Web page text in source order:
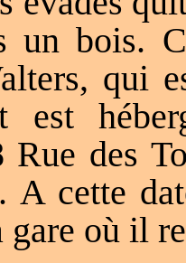
un bois.
qui
est
des
A cette
où il